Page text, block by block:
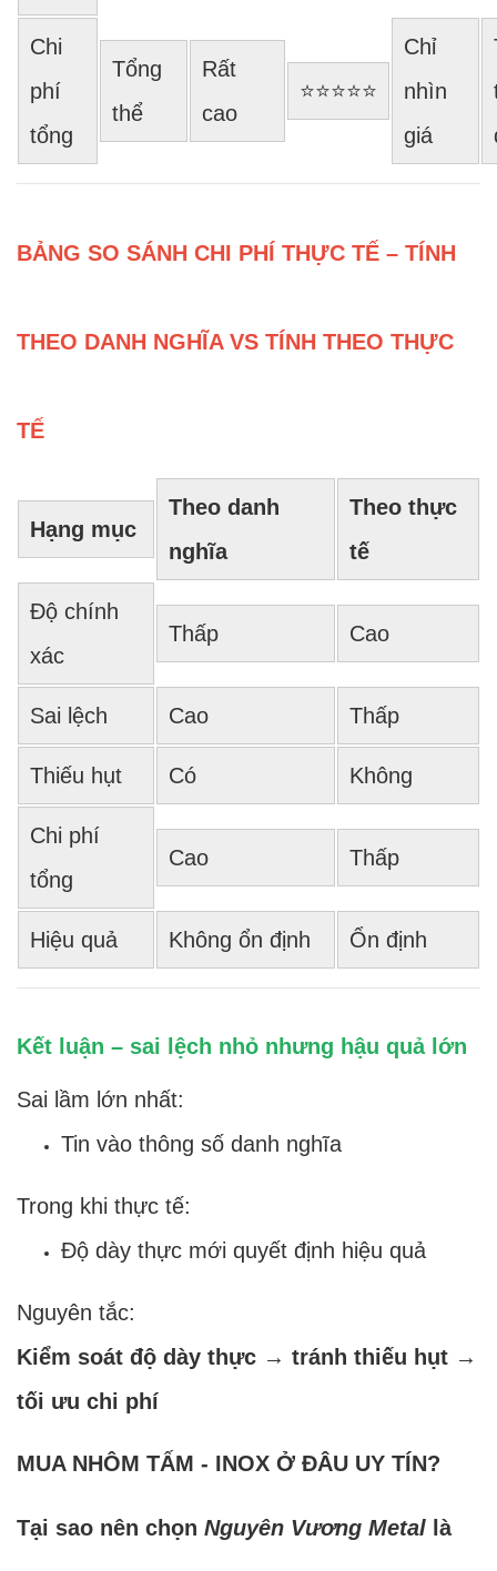
Chi
phí
tổng
Tổng
thể
Rất
cao
⭐⭐⭐⭐⭐
Chỉ
nhìn
giá
BẢNG SO SÁNH CHI PHÍ THỰC TẾ – TÍNH
THEO DANH NGHĨA VS TÍNH THEO THỰC
TẾ
Hạng mục
Theo danh
nghĩa
Theo thực
tế
Độ chính
xác
Thấp Cao
Sai lệch Cao Thấp
Thiếu hụt Có Không
Chi phí
tổng
Cao Thấp
Hiệu quả Không ổn định Ổn định
Kết luận – sai lệch nhỏ nhưng hậu quả lớn
Sai lầm lớn nhất:
Tin vào thông số danh nghĩa
Trong khi thực tế:
Độ dày thực mới quyết định hiệu quả
Nguyên tắc:
Kiểm soát độ dày thực → tránh thiếu hụt →
tối ưu chi phí
MUA NHÔM TẤM - INOX Ở ĐÂU UY TÍN?
Tại sao nên chọn Nguyên Vương Metal là